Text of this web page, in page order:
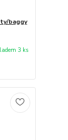
baggy
3 ks